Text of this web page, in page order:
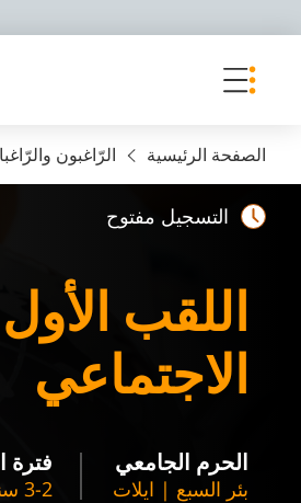
الصفحة الرئيسية الرّاغبون
التسجيل مفتوح
اللقب
الاجتماعي
الحرم الجامعي
بئر السبع | ايلات
فترة
3-2 سنوات